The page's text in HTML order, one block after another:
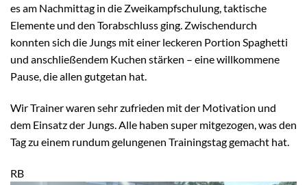
es am Nachmittag in die Zweikampfschulung, taktische
Elemente und den Torabschluss ging. Zwischendurch
konnten sich die Jungs mit einer leckeren Portion Spaghetti
und anschließendem Kuchen stärken – eine willkommene
Pause, die allen gutgetan hat.
Wir Trainer waren sehr zufrieden mit der Motivation und
dem Einsatz der Jungs. Alle haben super mitgezogen, was den
Tag zu einem rundum gelungenen Trainingstag gemacht hat.
RB